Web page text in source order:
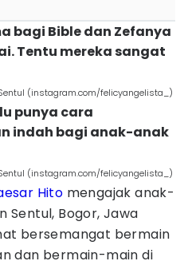
bagi Bible dan Zefanya
Tentu mereka sangat
(instagram.com/felicyangelista_)
punya cara
indah bagi anak-anak
(instagram.com/felicyangelista_)
Hito mengajak anak-
Sentul, Bogor, Jawa
bersemangat bermain
dan bermain-main di